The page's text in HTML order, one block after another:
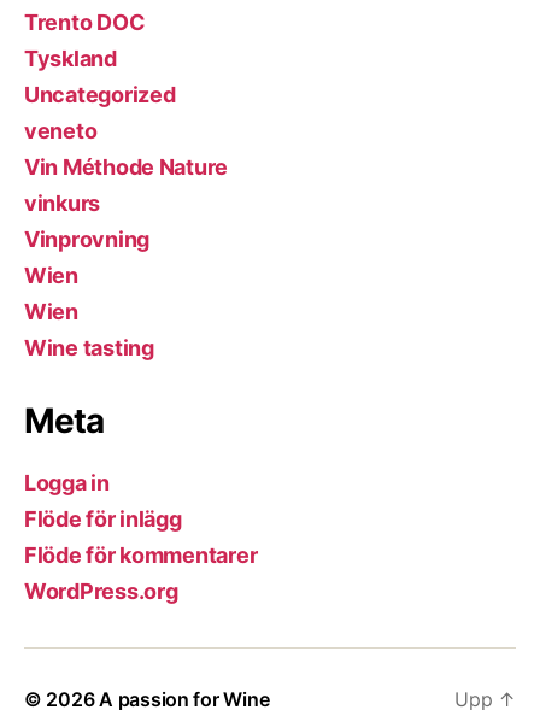
Trento DOC
Tyskland
Uncategorized
veneto
Vin Méthode Nature
vinkurs
Vinprovning
Wien
Wien
Wine tasting
Meta
Logga in
Flöde för inlägg
Flöde för kommentarer
WordPress.org
© 2026A passion for Wine Upp ↑